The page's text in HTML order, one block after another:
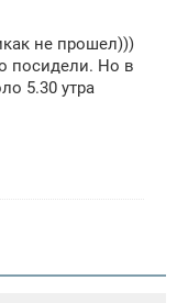
не прошел)))
посидели. Но в
5.30 утра